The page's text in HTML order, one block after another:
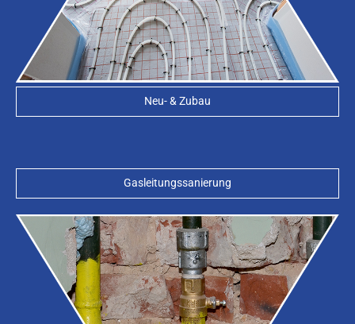
Neu- & Zubau
Gasleitungssanierung